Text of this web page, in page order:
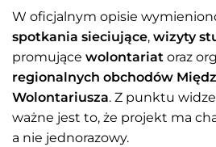
W oficjalnym opisie
spotkania sieciujące, wizyty
promujące wolontariat oraz
regionalnych obchodów
Wolontariusza. Z punktu
ważne jest to, że projekt ma
a nie jednorazowy.